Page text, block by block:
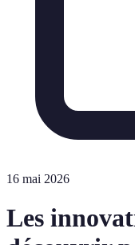
16 mai 2026
Les